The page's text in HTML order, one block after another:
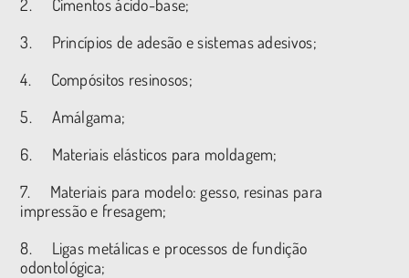
2. Cimentos ácido-base;
3. Princípios de adesão e sistemas adesivos;
4. Compósitos resinosos;
5. Amálgama;
6. Materiais elásticos para moldagem;
7. Materiais para modelo: gesso, resinas para
impressão e fresagem;
8. Ligas metálicas e processos de fundição
odontológica;